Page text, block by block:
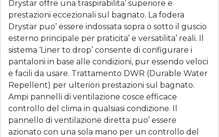
Drystar offre una traspirabilita’ superiore e
prestazioni eccezionali sul bagnato. La fodera
Drystar puo’ essere indossata sopra o sotto il guscio
esterno principale per praticita’ e versatilita’ reali. Il
sistema ‘Liner to drop’ consente di configurare i
pantaloni in base alle condizioni, pur essendo veloci
e facili da usare. Trattamento DWR (Durable Water
Repellent) per ulteriori prestazioni sul bagnato.
Ampi pannelli di ventilazione cosce efficace
controllo del clima in qualsiasi condizione. Il
pannello di ventilazione diretta puo’ essere
azionato con una sola mano per un controllo del